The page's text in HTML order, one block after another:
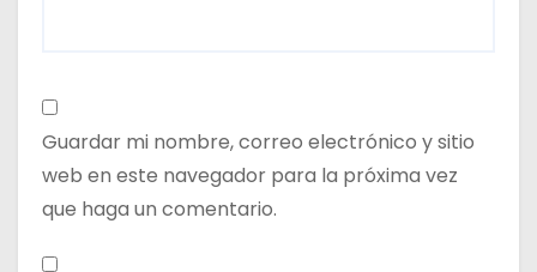
Guardar mi nombre, correo electrónico y sitio
web en este navegador para la próxima vez
que haga un comentario.